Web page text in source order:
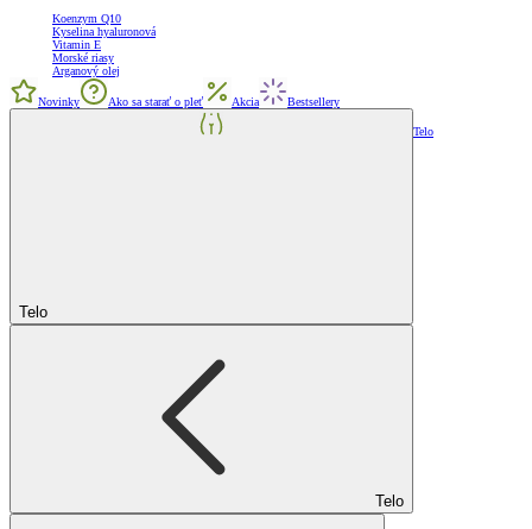
Koenzym Q10
Kyselina hyaluronová
Vitamin E
Morské riasy
Arganový olej
Novinky Ako sa starať o pleť Akcia Bestsellery
Telo
Telo
Telo